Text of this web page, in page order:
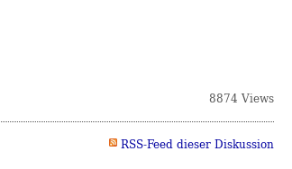
8874 Views
RSS-Feed dieser Diskussion